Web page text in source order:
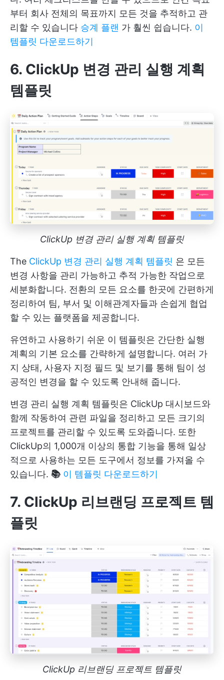
부터 회사 전체의 목표까지 모든 것을 추적하고 관
리할 수 있습니다 승계 플랜 가 훨씬 쉽습니다. 이
템플릿 다운로드하기
6. ClickUp 변경 관리 실행 계획
템플릿
ClickUp 변경 관리 실행 계획 템플릿
The ClickUp 변경 관리 실행 계획 템플릿 은 모든
변경 사항을 관리 가능하고 추적 가능한 작업으로
세분화합니다. 전환의 모든 요소를 한곳에 간편하게
정리하여 팀, 부서 및 이해관계자들과 손쉽게 협업
할 수 있는 플랫폼을 제공합니다.
유연하고 사용하기 쉬운 이 템플릿은 간단한 실행
계획의 기본 요소를 간략하게 설명합니다. 여러 가
지 상태, 사용자 지정 필드 및 보기를 통해 팀이 성
공적인 변경을 할 수 있도록 안내해 줍니다.
변경 관리 실행 계획 템플릿은 ClickUp 대시보드와
함께 작동하여 관련 파일을 정리하고 모든 크기의
프로젝트를 관리할 수 있도록 도와줍니다. 또한
ClickUp의 1,000개 이상의 통합 기능을 통해 일상
적으로 사용하는 모든 도구에서 정보를 가져올 수
있습니다. 📚 이 템플릿 다운로드하기
7. ClickUp 리브랜딩 프로젝트 템
플릿
ClickUp 리브랜딩 프로젝트 템플릿